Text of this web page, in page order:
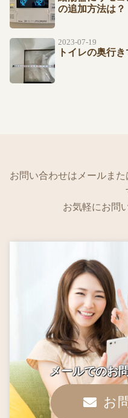
の追加方法は？
2023-07-19
トイレの奥行
お問い合わせはメールま
お気軽にお問
メールでのお
お